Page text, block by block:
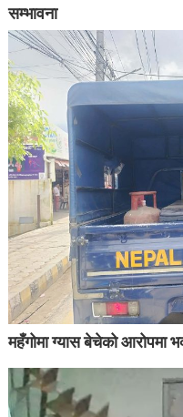
सम्भावना
महँगोमा ग्यास बेचेको आरोपमा